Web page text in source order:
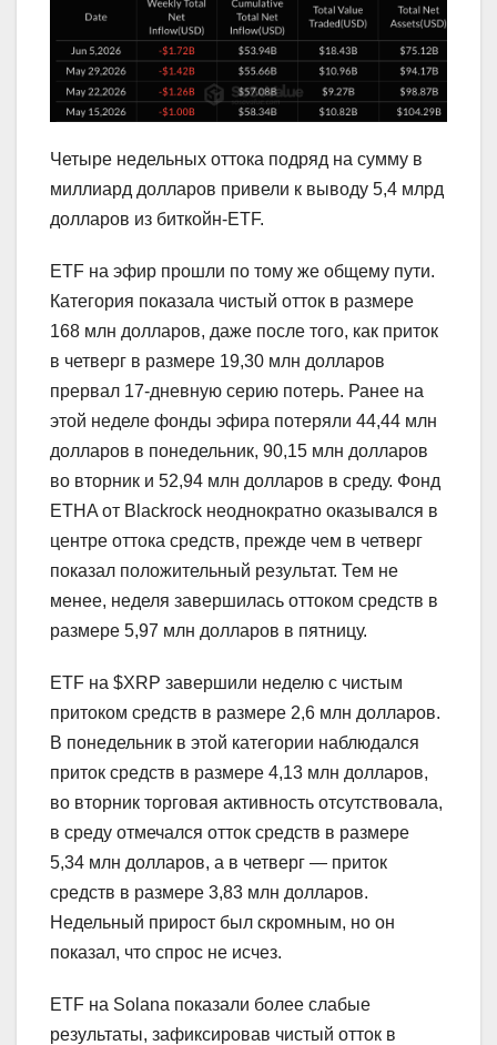
Четыре недельных оттока подряд на сумму в
миллиард долларов привели к выводу 5,4 млрд
долларов из биткойн-ETF.
ETF на эфир прошли по тому же общему пути.
Категория показала чистый отток в размере
168 млн долларов, даже после того, как приток
в четверг в размере 19,30 млн долларов
прервал 17-дневную серию потерь. Ранее на
этой неделе фонды эфира потеряли 44,44 млн
долларов в понедельник, 90,15 млн долларов
во вторник и 52,94 млн долларов в среду. Фонд
ETHA от Blackrock неоднократно оказывался в
центре оттока средств, прежде чем в четверг
показал положительный результат. Тем не
менее, неделя завершилась оттоком средств в
размере 5,97 млн долларов в пятницу.
ETF на $XRP завершили неделю с чистым
притоком средств в размере 2,6 млн долларов.
В понедельник в этой категории наблюдался
приток средств в размере 4,13 млн долларов,
во вторник торговая активность отсутствовала,
в среду отмечался отток средств в размере
5,34 млн долларов, а в четверг — приток
средств в размере 3,83 млн долларов.
Недельный прирост был скромным, но он
показал, что спрос не исчез.
ETF на Solana показали более слабые
результаты, зафиксировав чистый отток в